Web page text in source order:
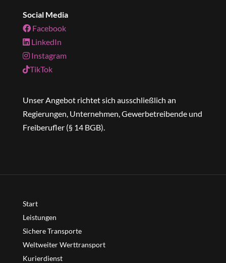
Social Media
Facebook
LinkedIn
Instagram
TikTok
Unser Angebot richtet sich ausschließlich an
Regierungen, Unternehmen, Gewerbetreibende und
Freiberufler (§ 14 BGB).
Start
Leistungen
Sichere Transporte
Weltweiter Werttransport
Kurierdienst